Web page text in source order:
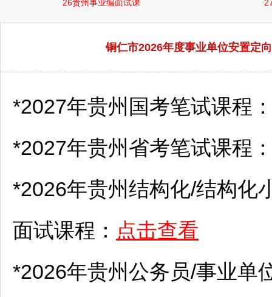
铜仁市2026年度事业单位安置定
*2027年贵州国考笔试课程
*2027年贵州省考笔试课程
*2026年贵州结构化/结构化
面试课程： 点击查看
*2026年贵州公务员/事业单